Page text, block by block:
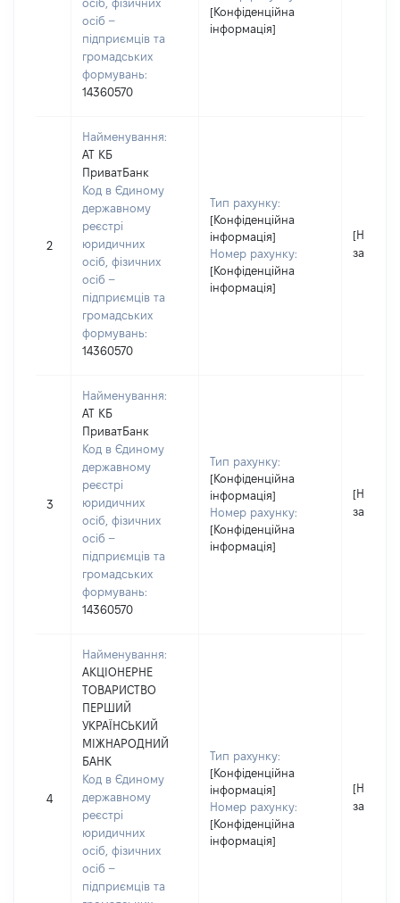
осіб, фізичних
осіб –
підприємців та
громадських
формувань:
14360570
[Конфіденційна
інформація]
2
Найменування:
АТ КБ
ПриватБанк
Код в Єдиному
державному
реєстрі
юридичних
осіб, фізичних
осіб –
підприємців та
громадських
формувань:
14360570
Тип рахунку:
[Конфіденційна
інформація]
Номер рахунку:
[Конфіденційна
інформація]
[Не
3
Найменування:
АТ КБ
ПриватБанк
Код в Єдиному
державному
реєстрі
юридичних
осіб, фізичних
осіб –
підприємців та
громадських
формувань:
14360570
Тип рахунку:
[Конфіденційна
інформація]
Номер рахунку:
[Конфіденційна
інформація]
[Не
4
Найменування:
АКЦІОНЕРНЕ
ТОВАРИСТВО
ПЕРШИЙ
УКРАЇНСЬКИЙ
МІЖНАРОДНИЙ
БАНК
Код в Єдиному
державному
реєстрі
юридичних
осіб, фізичних
осіб –
підприємців та
Тип рахунку:
[Конфіденційна
інформація]
Номер рахунку:
[Конфіденційна
інформація]
[Не